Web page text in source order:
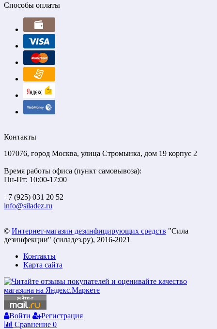
Способы оплаты
Контакты
107076, город Москва, улица Стромынка, дом 19 корпус 2
Время работы офиса (пункт самовывоза):
Пн-Пт: 10:00-17:00
+7 (925) 031 20 52
info@siladez.ru
© Интернет-магазин дезинфицирующих средств "Сила
дезинфекции" (силадез.ру), 2016-2021
Контакты
Карта сайта
Войти
Регистрация
Сравнение 0